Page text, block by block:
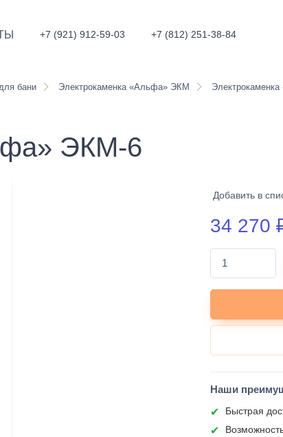
+7 (921) 912-59-03 +7 (812) 251-38-84
бани Электрокаменка «Альфа» ЭКМ
ЭКМ-6
Добавить в
34 270
Наши
Быстрая